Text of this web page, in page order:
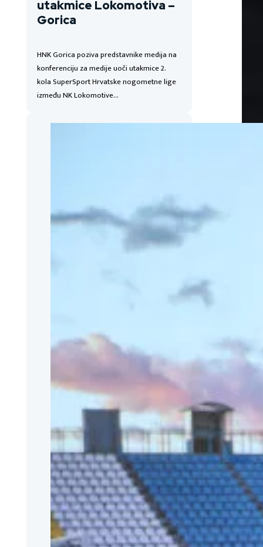
utakmice Lokomotiva –
Gorica
HNK Gorica poziva predstavnike medija na
konferenciju za medije uoči utakmice 2.
kola SuperSport Hrvatske nogometne lige
između NK Lokomotive…